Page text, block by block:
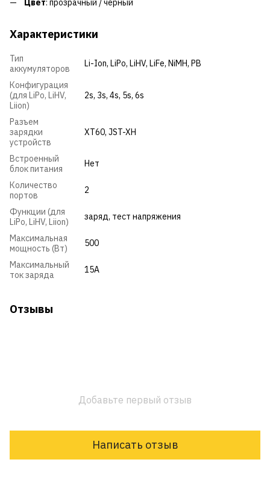
Цвет: прозрачный / черный
Характеристики
Тип
аккумуляторов
Li-Ion, LiPo, LiHV, LiFe, NiMH, PB
Конфигурация
(для LiPo, LiHV,
Liion)
2s, 3s, 4s, 5s, 6s
Разъем
зарядки
устройств
XT60, JST-XH
Встроенный
блок питания
Нет
Количество
портов
2
Функции (для
LiPo, LiHV, Liion)
заряд, тест напряжения
Максимальная
мощность (Вт)
500
Максимальный
ток заряда
15A
Отзывы
Добавьте первый отзыв
Написать отзыв